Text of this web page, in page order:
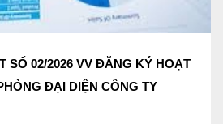
SỐ 02/2026 VV ĐĂNG KÝ HOẠT
ĐẠI DIỆN CÔNG TY